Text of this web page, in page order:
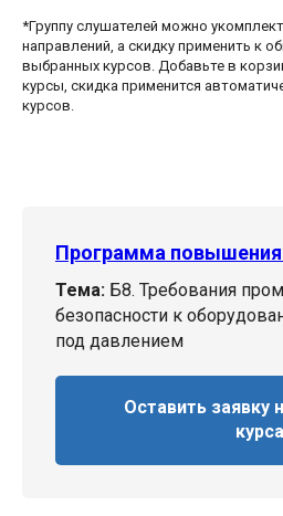
*Группу слушателей можно
направлений, а скидку применить к
выбранных курсов. Добавьте в
курсы, скидка применится
курсов.
Программа
Тема: Б8. Требования
безопасности к
под давлением
Оставить заявку
курса